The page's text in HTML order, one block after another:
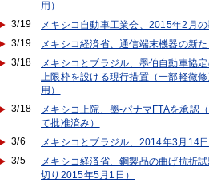
用）
3/19
メキシコ自動車工業会、2015年2月
3/19
メキシコ経済省、通信端末機器の新
3/18
メキシコとブラジル、墨伯自動車協
上限枠を設ける現行措置（一部軽微
用）
3/18
メキシコ上院、墨-パナマFTAを承認
て批准済み）
3/6
メキシコとブラジル、2014年3月14
3/5
メキシコ経済省、鋼製品の曲げ抗折
切り2015年5月1日）